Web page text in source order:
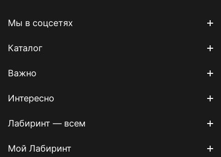
Мы в соцсетях
Каталог
Важно
Интересно
Лабиринт — всем
Мой Лабиринт